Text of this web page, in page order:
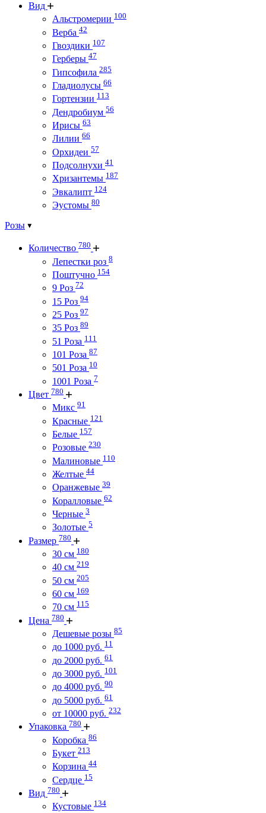
Вид
Альстромерии 100
Верба 42
Гвоздики 107
Герберы 47
Гипсофила 285
Гладиолусы 66
Гортензии 113
Дендробиум 56
Ирисы 63
Лилии 66
Орхидеи 57
Подсолнухи 41
Хризантемы 187
Эвкалипт 124
Эустомы 80
Розы
Количество 780
Лепестки роз 8
Поштучно 154
9 Роз 72
15 Роз 94
25 Роз 97
35 Роз 89
51 Роза 111
101 Роза 87
501 Роза 10
1001 Роза 7
Цвет 780
Микс 91
Красные 121
Белые 157
Розовые 230
Малиновые 110
Желтые 44
Оранжевые 39
Коралловые 62
Черные 3
Золотые 5
Размер 780
30 см 180
40 см 219
50 см 205
60 см 169
70 см 115
Цена 780
Дешевые розы 85
до 1000 руб. 11
до 2000 руб. 61
до 3000 руб. 101
до 4000 руб. 90
до 5000 руб. 61
от 10000 руб. 232
Упаковка 780
Коробка 86
Букет 213
Корзина 44
Сердце 15
Вид 780
Кустовые 134